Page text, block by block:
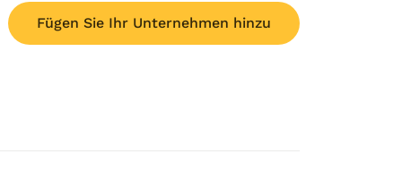
Fügen Sie Ihr Unternehmen hinzu